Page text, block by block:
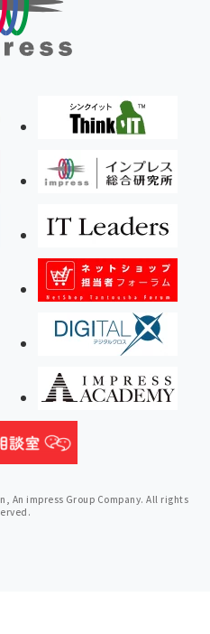
An impress Group Company. All rights